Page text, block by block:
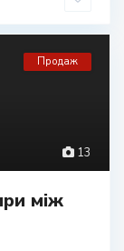
13
Продаж
між